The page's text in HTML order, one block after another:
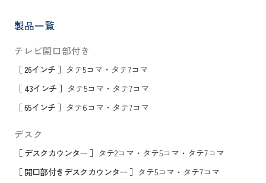
製品一覧
テレビ開口部付き
［ 26インチ ］ タテ5コマ ・ タテ7コマ
［ 43インチ ］ タテ5コマ ・ タテ7コマ
［ 65インチ ］ タテ6コマ ・ タテ7コマ
デスク
［ デスクカウンター ］ タテ2コマ ・ タテ5コマ ・ タテ7コマ
［ 開口部付きデスクカウンター ］ タテ5コマ ・ タテ7コマ